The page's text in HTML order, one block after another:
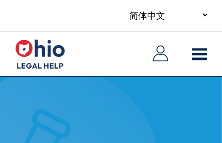
main
content
language
主
导
航
主
导
航